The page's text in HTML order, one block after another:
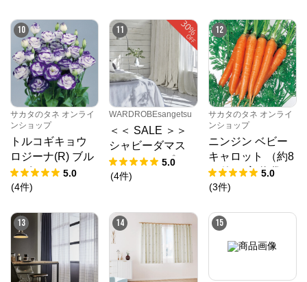
10
サカタのタネ オンライ
ンショップ
トルコギキョウ
ロジーナ(R) ブル
ーピコティー (ve
r.2) （PS約35
5.0
(4件)
11
WARDROBEsangetsu
＜＜ SALE ＞＞
シャビーダマス
ク ドレープカー
テン
5.0
(4件)
12
サカタのタネ オンライ
ンショップ
ニンジン ベビー
キャロット （約8
00粒） 実咲 袋
5.0
(3件)
13 14 15